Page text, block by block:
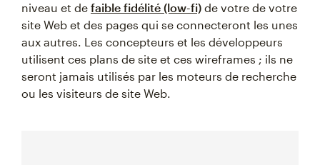
niveau et de faible fidélité (low-fi) de votre de votre
site Web et des pages qui se connecteront les unes
aux autres. Les concepteurs et les développeurs
utilisent ces plans de site et ces wireframes ; ils ne
seront jamais utilisés par les moteurs de recherche
ou les visiteurs de site Web.